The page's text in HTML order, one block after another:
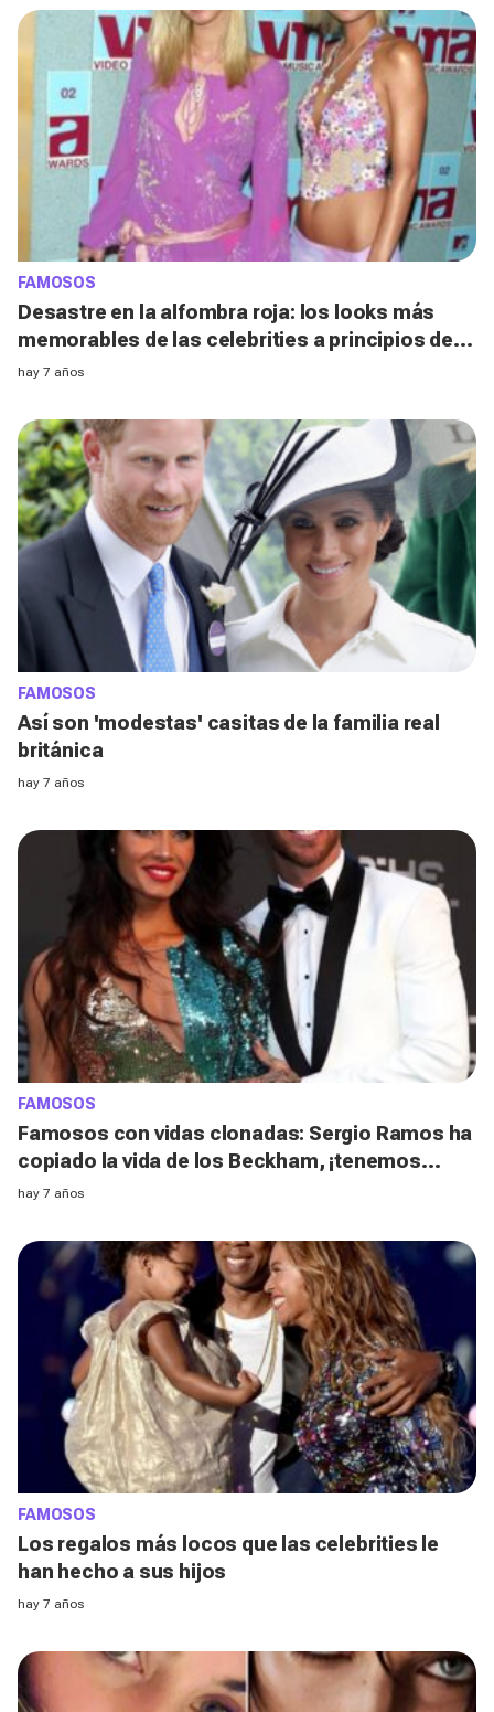
FAMOSOS
Desastre en la alfombra roja: los looks más
memorables de las celebrities a principios de
los 2000
hay 7 años
FAMOSOS
Así son 'modestas' casitas de la familia real
británica
hay 7 años
FAMOSOS
Famosos con vidas clonadas: Sergio Ramos ha
copiado la vida de los Beckham, ¡tenemos
pruebas!
hay 7 años
FAMOSOS
Los regalos más locos que las celebrities le
han hecho a sus hijos
hay 7 años